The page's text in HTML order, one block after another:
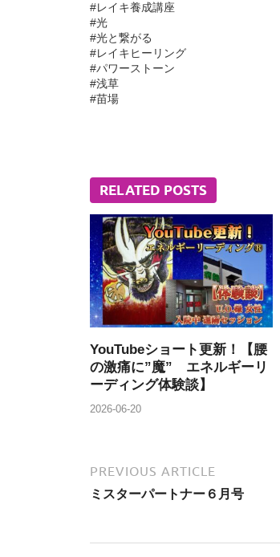
#レイキ養成講座
#光
#光と繋がる
#レイキヒーリング
#パワーストーン
#浅草
#苗場
RELATED POSTS
YouTubeショート更新！【腰
の激痛に”魔” エネルギーリ
ーディング体験談】
2026-06-20
PREVIOUS ARTICLE
ミスターパートナー６月号